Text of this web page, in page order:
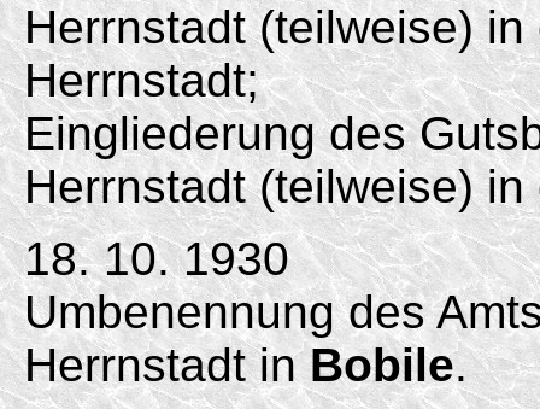
Herrnstadt (teilweise)
Herrnstadt;
Eingliederung des
Herrnstadt (teilweise)
18. 10. 1930
Umbenennung des
Herrnstadt inBobile.